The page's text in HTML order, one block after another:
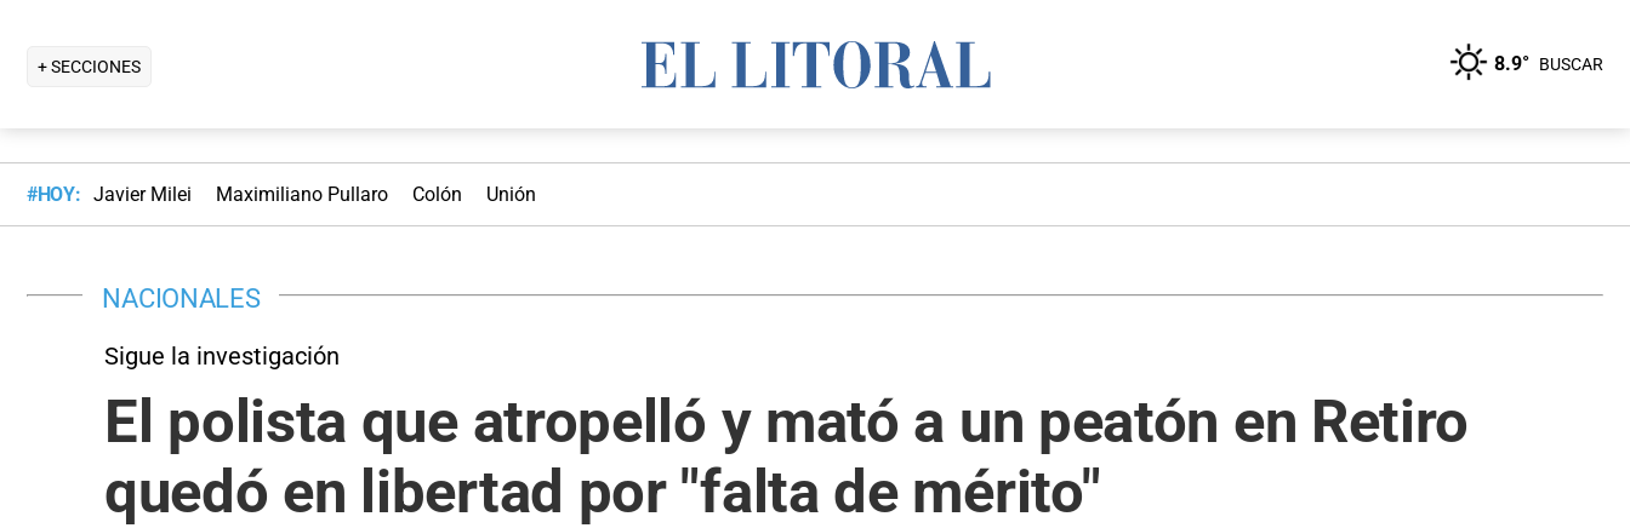
+ SECCIONES 8.9° BUSCAR
#HOY: Javier Milei Maximiliano Pullaro Colón Unión
NACIONALES
Sigue la investigación
El polista que atropelló y mató a un peatón en Retiro
quedó en libertad por "falta de mérito"